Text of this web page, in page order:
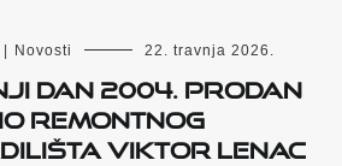
Novosti 22. travnja 2026.
dan 2004. prodan
remontnog
Viktor Lenac